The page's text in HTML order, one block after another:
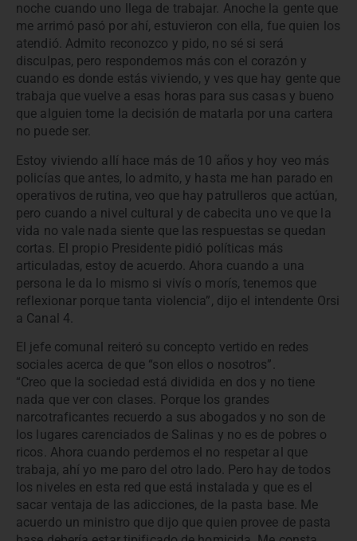
noche cuando uno llega de trabajar. Anoche la gente que
me arrimó pasó por ahí, estuvieron con ella, fue quien los
atendió. Admito reconozco y pido, no sé si será
disculpas, pero respondemos más con el corazón y
cuando es donde estás viviendo, y ves que hay gente que
trabaja que vuelve a esas horas para sus casas y bueno
que alguien tome la decisión de matarla por una cartera
no puede ser.
Estoy viviendo allí hace más de 10 años y hoy veo más
policías que antes, lo admito, y hasta me han parado en
operativos de rutina, veo que hay patrulleros que actúan,
pero cuando a nivel cultural y de cabecita uno ve que la
vida no vale nada siente que las respuestas se quedan
cortas. El propio Presidente pidió políticas más
articuladas, estoy de acuerdo. Ahora cuando a una
persona le da lo mismo si vivís o morís, tenemos que
reflexionar porque tanta violencia”, dijo el intendente Orsi
a Canal 4.
El jefe comunal reiteró su concepto vertido en redes
sociales acerca de que “son ellos o nosotros”.
“Creo que la sociedad está dividida en dos y no tiene
nada que ver con clases. Porque los grandes
narcotraficantes recuerdo a sus abogados y no son de
los lugares carenciados de Salinas y no es de pobres o
ricos. Ahora cuando perdemos el no respetar al que
trabaja, ahí yo me paro del otro lado. Pero hay de todos
los niveles en esta red que está instalada y que es el
sacar ventaja de las adicciones, de la pasta base. Me
acuerdo un ministro que dijo que quien provee de pasta